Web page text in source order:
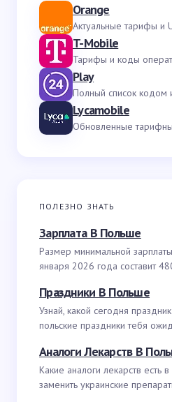
Orange
Актуальные тарифы и
T-Mobile
Тарифы и коды
Play
Полный список кодом
Lycamobile
Обновленные
ПОЛЕЗНО ЗНАТЬ
Зарплата В Польше
Размер минимальной
января 2026 года составит
Праздники В Польше
Узнай, какой сегодня
польские праздники тебя
Аналоги Лекарств В
Какие аналоги лекарств
заменить украинские